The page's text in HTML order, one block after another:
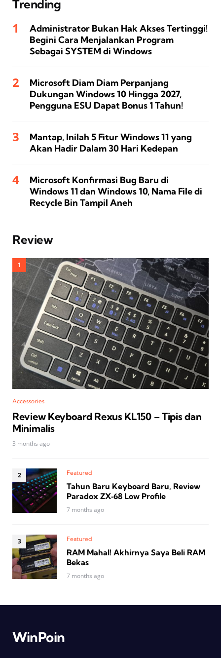
Trending
Administrator Bukan Hak Akses Tertinggi!
Begini Cara Menjalankan Program
Sebagai SYSTEM di Windows
Microsoft Diam Diam Perpanjang
Dukungan Windows 10 Hingga 2027,
Pengguna ESU Dapat Bonus 1 Tahun!
Mantap, Inilah 5 Fitur Windows 11 yang
Akan Hadir Dalam 30 Hari Kedepan
Microsoft Konfirmasi Bug Baru di
Windows 11 dan Windows 10, Nama File di
Recycle Bin Tampil Aneh
Review
Accessories
Review Keyboard Rexus KL150 – Tipis dan
Minimalis
3 months ago
Featured
Tahun Baru Keyboard Baru, Review
Paradox ZX‑68 Low Profile
7 months ago
Featured
RAM Mahal! Akhirnya Saya Beli RAM
Bekas
7 months ago
WinPoin